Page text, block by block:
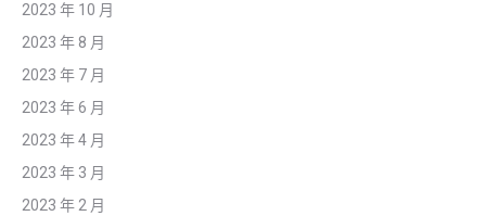
2023 年 10 月
2023 年 8 月
2023 年 7 月
2023 年 6 月
2023 年 4 月
2023 年 3 月
2023 年 2 月